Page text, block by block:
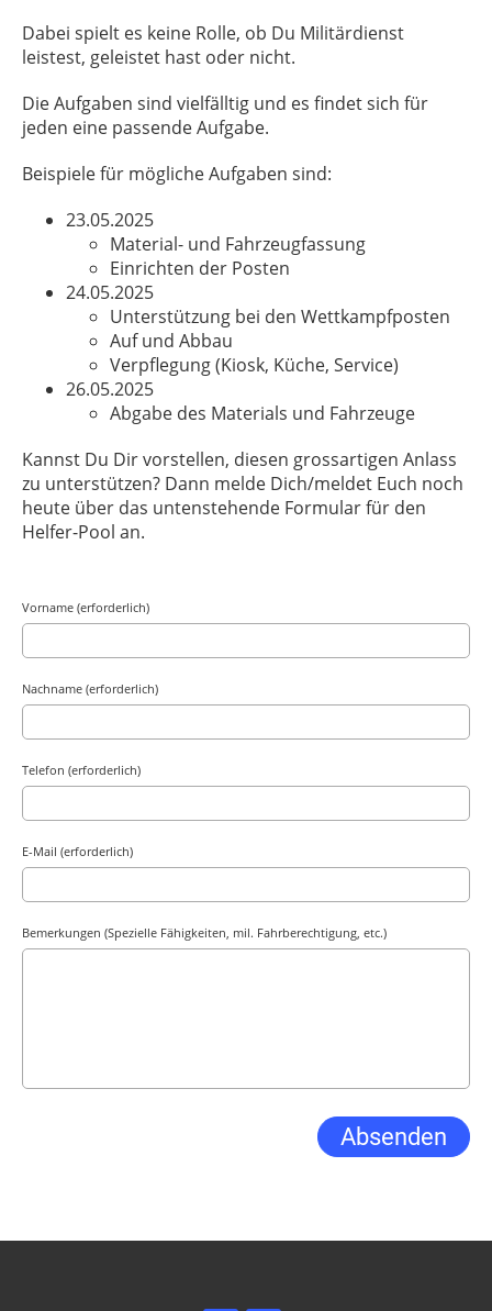
Dabei spielt es keine Rolle, ob Du Militärdienst
leistest, geleistet hast oder nicht.
Die Aufgaben sind vielfälltig und es findet sich für
jeden eine passende Aufgabe.
Beispiele für mögliche Aufgaben sind:
23.05.2025
Material- und Fahrzeugfassung
Einrichten der Posten
24.05.2025
Unterstützung bei den Wettkampfposten
Auf und Abbau
Verpflegung (Kiosk, Küche, Service)
26.05.2025
Abgabe des Materials und Fahrzeuge
Kannst Du Dir vorstellen, diesen grossartigen Anlass
zu unterstützen? Dann melde Dich/meldet Euch noch
heute über das untenstehende Formular für den
Helfer-Pool an.
Vorname (erforderlich)
Nachname (erforderlich)
Telefon (erforderlich)
E-Mail (erforderlich)
Bemerkungen (Spezielle Fähigkeiten, mil. Fahrberechtigung, etc.)